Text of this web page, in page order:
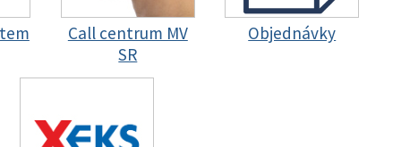
Call centrum MV
SR
Objednávky